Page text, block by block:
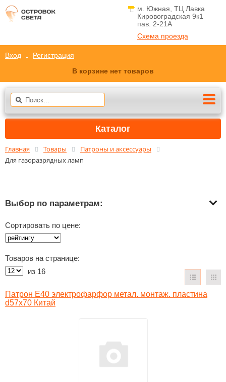
м. Южная, ТЦ Лавка
Кировоградская 9к1
пав. 2-21A
Схема проезда
Вход
Регистрация
В корзине нет товаров
Каталог
Главная Товары
Патроны и аксессуары
Для газоразрядных ламп
Выбор по параметрам:
Сортировать по цене:
Товаров на странице:
из 16
Патрон Е40 электрофарфор метал. монтаж. пластина
d57x70 Китай